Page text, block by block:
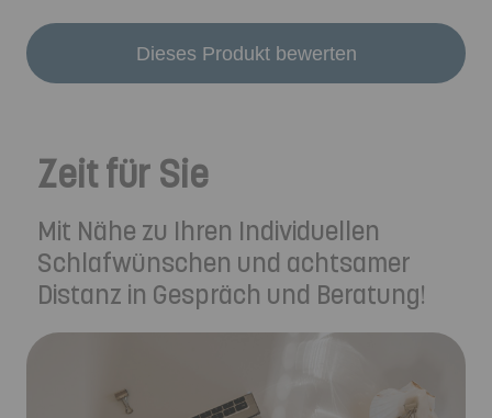
Dieses Produkt bewerten
Zeit für Sie
Mit Nähe zu Ihren Individuellen
Schlafwünschen und achtsamer
Distanz in Gespräch und Beratung!